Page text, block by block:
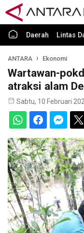
Daerah Lintas
ANTARA Ekonomi
Wartawan-
atraksi alam
Sabtu, 10 Februari